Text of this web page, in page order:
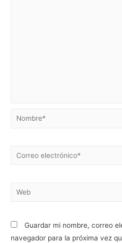
Guardar mi nombre, correo
navegador para la próxima vez